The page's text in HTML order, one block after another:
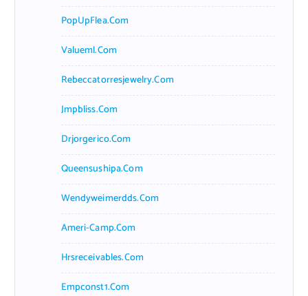
PopUpFlea.com
Valueml.com
Rebeccatorresjewelry.com
Jmpbliss.com
Drjorgerico.com
Queensushipa.com
Wendyweimerdds.com
Ameri-Camp.com
Hrsreceivables.com
Empconst1.com